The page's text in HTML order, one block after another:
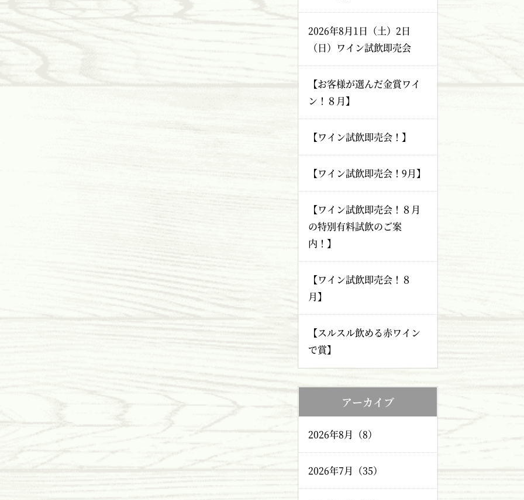
2026年8月1日（土）2日
（日）ワイン試飲即売会
【お客様が選んだ金賞ワイ
ン！８月】
【ワイン試飲即売会！】
【ワイン試飲即売会！9月】
【ワイン試飲即売会！８月
の特別有料試飲のご案
内！】
【ワイン試飲即売会！８
月】
【スルスル飲める赤ワイン
で賞】
アーカイブ
2026年8月（8）
2026年7月（35）